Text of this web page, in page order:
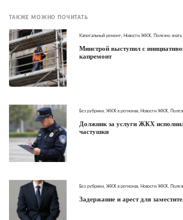
ТАКЖЕ МОЖНО ПОЧИТАТЬ
Капитальный ремонт Новости ЖКХ Полезно знать
Минстрой выступил с
капремонт
Без рубрики ЖКХ в регионах Новости ЖКХ
Должник за услуги ЖКХ
частушки
Без рубрики ЖКХ в регионах Новости ЖКХ
Задержание и арест для